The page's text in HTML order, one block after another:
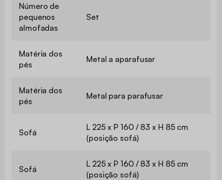
Número de
pequenos
almofadas
Set
Matéria dos
pés
Metal a aparafusar
Matéria dos
pés
Metal para parafusar
Sofá
L 225 x P 160 / 83 x H 85 cm
(posição sofá)
Sofá
L 225 x P 160 / 83 x H 85 cm
(posição sofá)